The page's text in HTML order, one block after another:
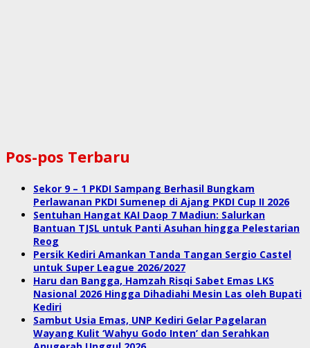
Pos-pos Terbaru
Sekor 9 – 1 PKDI Sampang Berhasil Bungkam
Perlawanan PKDI Sumenep di Ajang PKDI Cup II 2026
Sentuhan Hangat KAI Daop 7 Madiun: Salurkan
Bantuan TJSL untuk Panti Asuhan hingga Pelestarian
Reog
Persik Kediri Amankan Tanda Tangan Sergio Castel
untuk Super League 2026/2027
Haru dan Bangga, Hamzah Risqi Sabet Emas LKS
Nasional 2026 Hingga Dihadiahi Mesin Las oleh Bupati
Kediri
Sambut Usia Emas, UNP Kediri Gelar Pagelaran
Wayang Kulit ‘Wahyu Godo Inten’ dan Serahkan